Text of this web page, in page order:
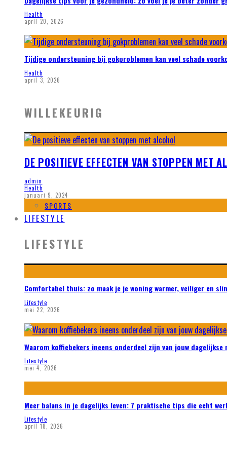
Health
april 20, 2026
Tijdige ondersteuning bij gokproblemen kan veel schade
Health
april 3, 2026
WILLEKEURIG
DE POSITIEVE EFFECTEN VAN STOPPEN MET
admin
Health
januari 9, 2024
SPORTS
LIFESTYLE
LIFESTYLE
Comfortabel thuis: zo maak je je woning warmer, veiliger en
Lifestyle
mei 22, 2026
Waarom koffiebekers ineens onderdeel zijn van jouw
Lifestyle
mei 4, 2026
Meer balans in je dagelijks leven: 7 praktische tips die echt
Lifestyle
april 18, 2026